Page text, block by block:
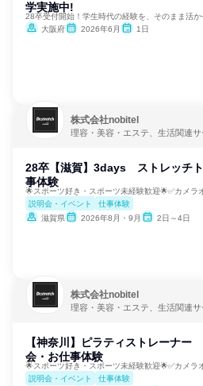
学実施中!
28卒受付開始！学生時代の経験を、そのまま活か
大阪府
2026年6月 1日
株式会社nobitel
理容・美容・エステ、生活関連
28卒【滋賀】3days ストレッチ
事体験
🌟スポーツ好き・スポーツ未経験歓迎🌟✅カメラ
説明会・イベント
仕事体験
滋賀県
2026年8月・9月 2日～4日
株式会社nobitel
理容・美容・エステ、生活関連
【神奈川】ピラティストレーナー
会・お仕事体験
🌟スポーツ好き・スポーツ未経験歓迎🌟✅カメラ
説明会・イベント
仕事体験